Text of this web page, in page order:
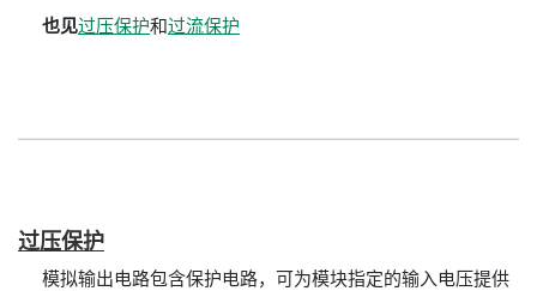
也见过压保护和过流保护
过压保护
模拟输出电路包含保护电路，可为模块指定的输入电压提供